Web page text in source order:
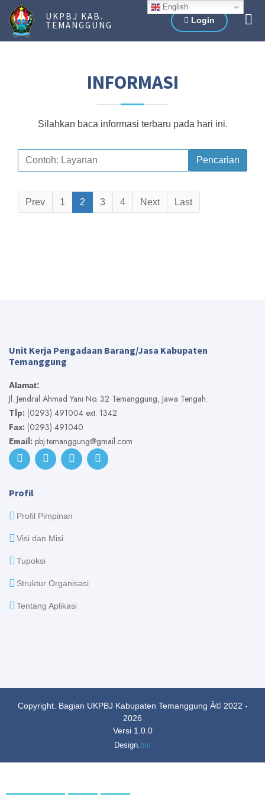
English
UKPBJ KAB.
TEMANGGUNG Login
INFORMASI
Silahkan baca informasi terbaru pada hari ini.
Pencarian
Prev 1 2 3 4 Next Last
Unit Kerja Pengadaan Barang/Jasa Kabupaten
Temanggung
Alamat:
Jl. Jendral Ahmad Yani No. 32 Temanggung, Jawa Tengah.
Tlp: (0293) 491004 ext. 1342
Fax: (0293) 491040
Email: pbj.temanggung@gmail.com
Profil
Profil Pimpinan
Visi dan Misi
Tupoksi
Struktur Organisasi
Tentang Aplikasi
Copyright. Bagian UKPBJ Kabupaten Temanggung Â© 2022 -
2026
Versi 1.0.0
Design. bm